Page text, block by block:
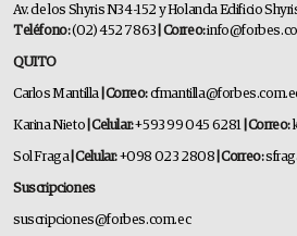
Av. de los Shyris N34-152 y Holanda Edificio
Teléfono:(02) 452 7863 | Correo:
QUITO
Carlos Mantilla | Correo:
Karina Nieto | Celular:+593 99 045 6281 | Correo:
Sol Fraga| Celular:+098 023 2808 | Correo:
Suscripciones
suscripciones@forbes.com.ec